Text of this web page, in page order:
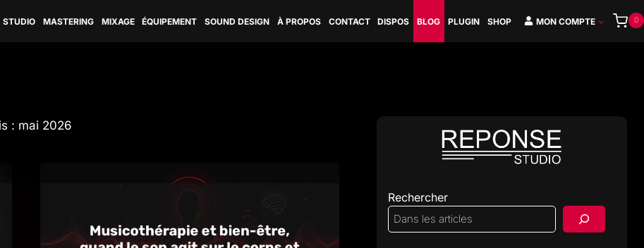
STUDIO MASTERING MIXAGE ÉQUIPEMENT SOUND DESIGN À PROPOS CONTACT DISPOS BLOG PLUGIN SHOP MON COMPTE 0
: mai 2026
Rechercher